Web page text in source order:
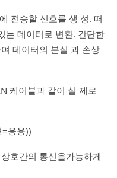
전송할 신호를 생 성. 떠
는 데이터로 변환. 간단한
데이터의 분실 과 손상
케이블과 같이 실 제로
응용))
호간의 통신을가능하게